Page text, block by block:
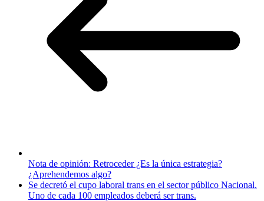
Nota de opinión: Retroceder ¿Es la única estrategia?
¿Aprehendemos algo?
Se decretó el cupo laboral trans en el sector público Nacional.
Uno de cada 100 empleados deberá ser trans.